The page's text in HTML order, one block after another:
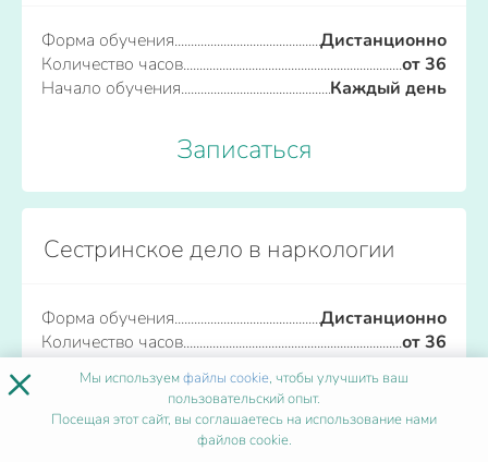
Форма обучения
Дистанционно
Количество часов
от 36
Начало обучения
Каждый день
Записаться
Сестринское дело в наркологии
Форма обучения
Дистанционно
Количество часов
от 36
Записаться
× Мы используемфайлы cookie, чтобы улучшить ваш
пользовательский опыт.
Посещая этот сайт, вы соглашаетесь на использование нами
файлов cookie.